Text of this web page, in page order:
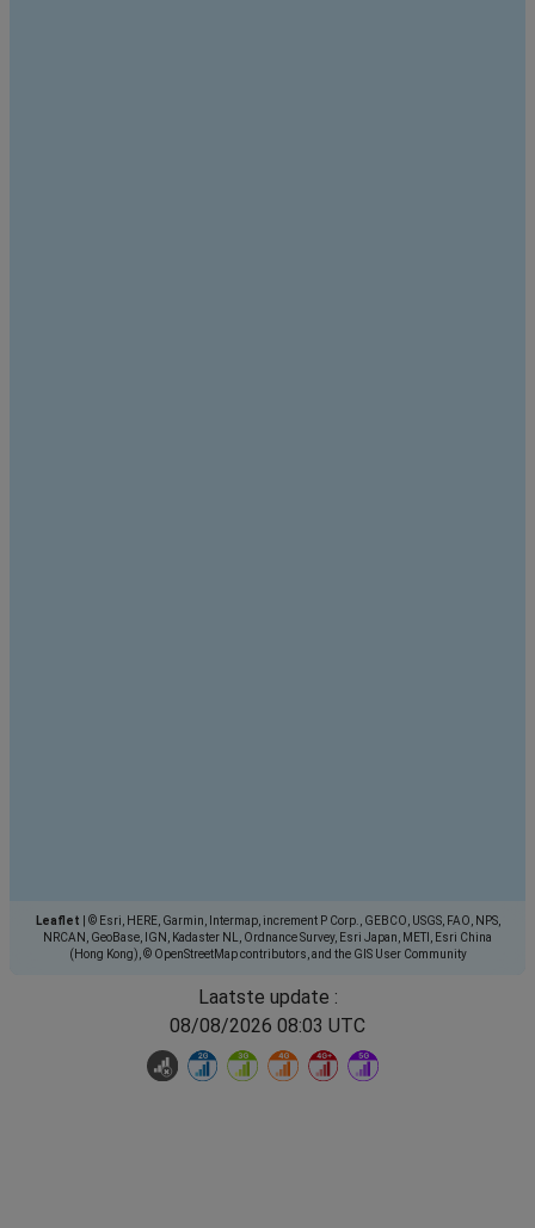
Leaflet
© Esri, HERE, Garmin, Intermap, increment P Corp., GEBCO, USGS, FAO, NPS,
NRCAN, GeoBase, IGN, Kadaster NL, Ordnance Survey, Esri Japan, METI, Esri China
(Hong Kong), © OpenStreetMap contributors, and the GIS User Community
Laatste update :
08/08/2026 08:03 UTC